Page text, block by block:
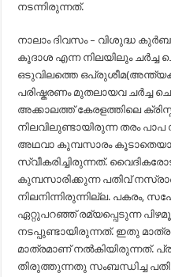
നടന്നിരുന്നത്.
നാലാം ദിവസം – വിശുദ്ധ
കൂദാശ എന്ന നിലയിലും ചർച്ച
ഒടുവിലത്തെ
പരിഷ്കരണം മുതലായവ ചർച്ച
അക്കാലത്ത് കേരളത്തിലെ
നിലവിലുണ്ടായിരുന്ന തരം പാപ
അഥവാ കുമ്പസാരം
സ്വീകരിച്ചിരുന്നത്.
കുമ്പസാരിക്കുന്ന പതിവ്
നിലനിന്നിരുന്നില്ല. പകരം,
ഏറ്റുപറഞ്ഞ് രമ്യപ്പെടുന്ന
നടപ്പുണ്ടായിരുന്നത്. ഇതു
മാത്രമാണ് നൽകിയിരുന്നത്.
തിരുത്തുന്നതു സംബന്ധിച്ച